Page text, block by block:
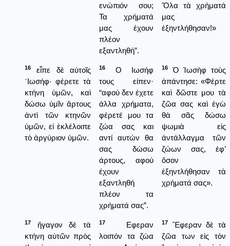
ενώπιόν σου;
Τα χρήματά
μας έχουν
πλέον
εξαντληθή”.
Ὅλα τὰ χρήματά
μας
ἐξηντλήθησαν!»
16
εἶπε δὲ αὐτοῖς
᾿Ιωσήφ· φέρετε τὰ
κτήνη ὑμῶν, καὶ
δώσω ὑμῖν ἄρτους
ἀντὶ τῶν κτηνῶν
ὑμῶν, εἰ ἐκλέλοιπε
τὸ ἀργύριον ὑμῶν.
16
Ο Ιωσήφ
τους είπεν·
“αφού δεν έχετε
άλλα χρήματα,
φέρετέ μου τα
ζώα σας και
αντί αυτών θα
σας δώσω
άρτους, αφού
έχουν
εξαντληθή
πλέον τα
χρήματά σας”.
16
Ὁ Ἰωσὴφ τοὺς
ἀπάντησε: «Φέρτε
καὶ δῶστε μου τὰ
ζῶα σας καὶ ἐγὼ
θὰ σᾶς δώσω
ψωμιὰ εἰς
ἀντάλλαγμα τῶν
ζώων σας, ἐφ’
ὅσον
ἐξηντλήθησαν τὰ
χρήματά σας».
17
ἤγαγον δὲ τὰ
κτήνη αὐτῶν πρὸς
17
Εφεραν
λοιπόν τα ζώα
17
Ἔφεραν δὲ τὰ
ζῶα των εἰς τὸν